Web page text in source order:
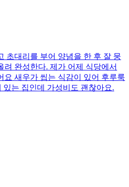
초대리를 부어 양념을 한 후 잘 뭉
려 완성한다. 제가 어제 식당에서
요 새우가 씹는 식감이 있어 후루룩
는 집인데 가성비도 괜찮아요.